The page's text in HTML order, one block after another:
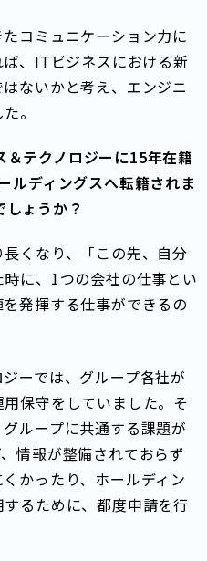
コミュニケーション力に
、ITビジネスにおける新
ないかと考え、エンジニ
。
テクノロジーに15年在籍
ルディングスへ転籍されま
ょうか？
くなり、「この先、自分
に、1つの会社の仕事とい
発揮する仕事ができるの
ーでは、グループ各社が
保守をしていました。そ
ループに共通する課題が
情報が整備されておらず
かったり、ホールディン
るために、都度申請を行